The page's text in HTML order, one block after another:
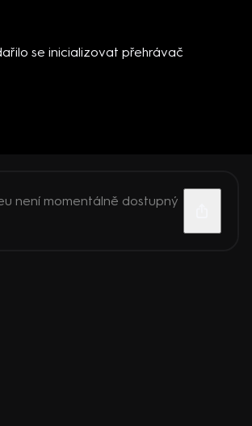
se inicializovat přehrávač
není momentálně dostupný